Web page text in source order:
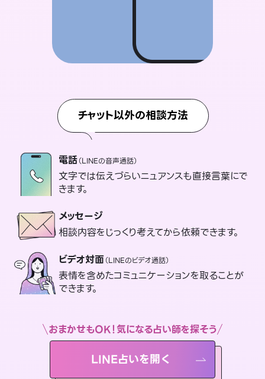
チャット以外の相談方法
電話（LINEの音声通話）
文字では伝えづらいニュアンスも直接言葉にで
きます。
メッセージ
相談内容をじっくり考えてから依頼できます。
ビデオ対面（LINEのビデオ通話）
表情を含めたコミュニケーションを取ることが
できます。
おまかせもOK！気になる占い師を探そう
LINE占いを開く